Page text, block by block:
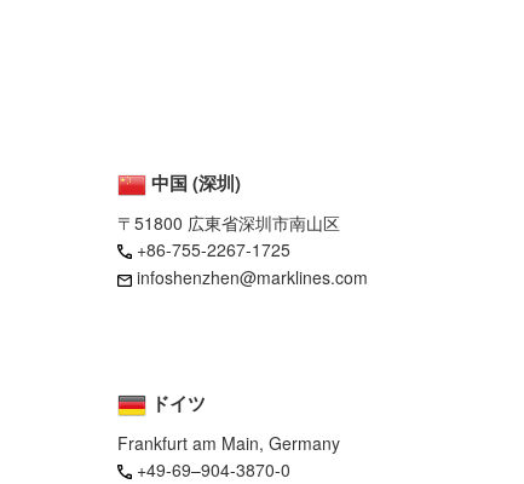
ドイツ
Frankfurt am Main, Germany
+49-69–904-3870-0
中国 (深圳)
〒51800 広東省深圳市南山区
+86-755-2267-1725
infoshenzhen@marklines.com